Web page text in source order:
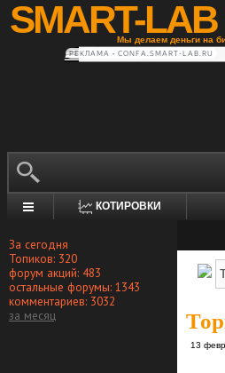
SMART-LAB
Мы делаем деньги на
РЕКЛАМА • CONFA.SMART-LAB.RU
КОТИРОВКИ
За сегодня
Топиков: 320
форум акций: 483
остальные форумы: 1343
комментариев: 3032
за месяц
13